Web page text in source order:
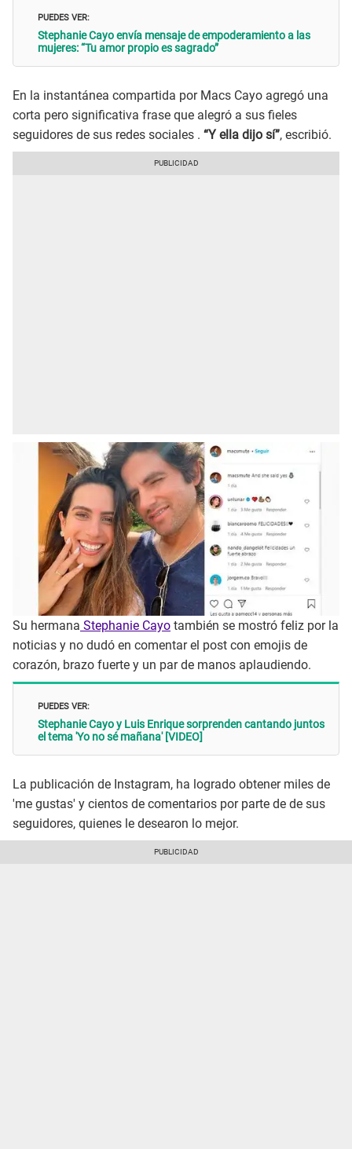
PUEDES VER:
Stephanie Cayo envía mensaje de empoderamiento a las
mujeres: “Tu amor propio es sagrado”
En la instantánea compartida por Macs Cayo agregó una
corta pero significativa frase que alegró a sus fieles
seguidores de sus redes sociales . “Y ella dijo sí”, escribió.
Su hermana Stephanie Cayo también se mostró feliz por la
noticias y no dudó en comentar el post con emojis de
corazón, brazo fuerte y un par de manos aplaudiendo.
PUEDES VER:
Stephanie Cayo y Luis Enrique sorprenden cantando juntos
el tema 'Yo no sé mañana' [VIDEO]
La publicación de Instagram, ha logrado obtener miles de
'me gustas' y cientos de comentarios por parte de de sus
seguidores, quienes le desearon lo mejor.